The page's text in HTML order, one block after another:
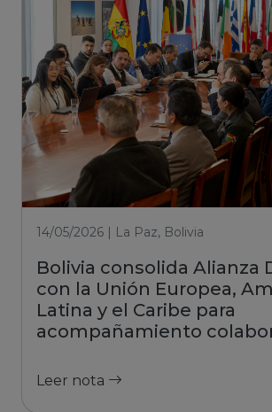
14/05/2026 | La Paz, Bolivia
Bolivia consolida Alianza Digital
con la Unión Europea,
Latina y el Caribe para
acompañamiento
Leer nota